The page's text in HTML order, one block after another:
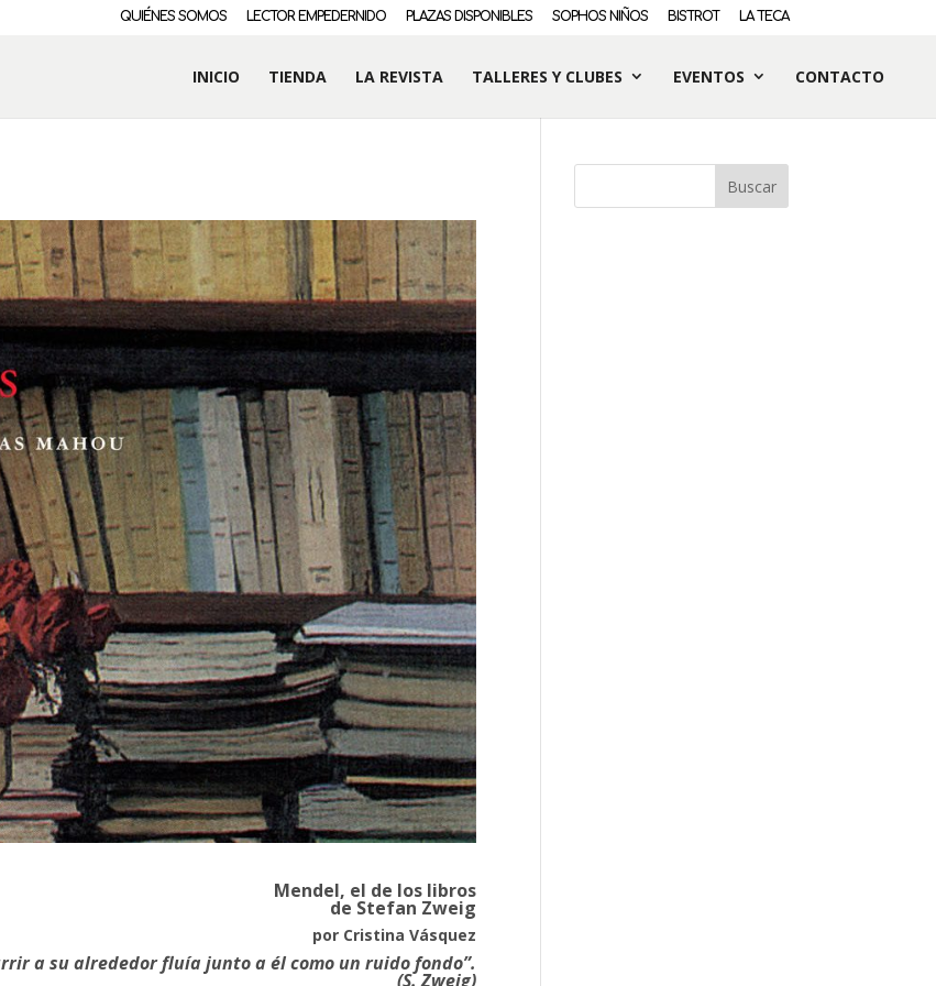
QUIÉNES SOMOS LECTOR EMPEDERNIDO PLAZAS DISPONIBLES SOPHOS NIÑOS BISTROT LA TECA
INICIO TIENDA LA REVISTA TALLERES Y CLUBES EVENTOS CONTACTO
Mendel, el de los libros
de Stefan Zweig
por Cristina Vásquez
a su alrededor fluía junto a él como un ruido fondo”.
(S. Zweig)